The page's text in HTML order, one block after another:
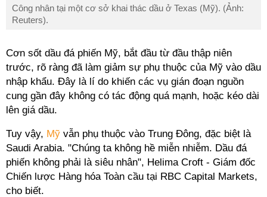
Công nhân tại một cơ sở khai thác dầu ở Texas (Mỹ). (Ảnh:
Reuters).
Cơn sốt dầu đá phiến Mỹ, bắt đầu từ đầu thập niên
trước, rõ ràng đã làm giảm sự phụ thuộc của Mỹ vào dầu
nhập khẩu. Đây là lí do khiến các vụ gián đoạn nguồn
cung gần đây không có tác động quá mạnh, hoặc kéo dài
lên giá dầu.
Tuy vậy, Mỹ vẫn phụ thuộc vào Trung Đông, đặc biệt là
Saudi Arabia. "Chúng ta không hề miễn nhiễm. Dầu đá
phiến không phải là siêu nhân", Helima Croft - Giám đốc
Chiến lược Hàng hóa Toàn cầu tại RBC Capital Markets,
cho biết.